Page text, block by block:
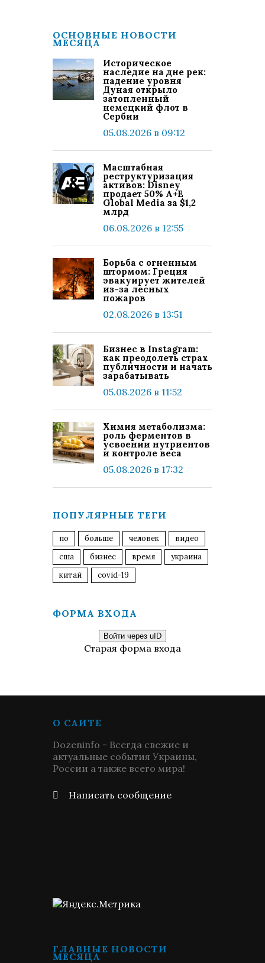
ОСНОВНЫЕ НОВОСТИ
МЕСЯЦА
Историческое
наследие на дне рек:
падение уровня
Дуная открыло
затопленный
немецкий флот в
Сербии
05.08.2026 в 09:12
Масштабная
реструктуризация
активов: Disney
продает 50% A+E
Global Media за $1,2
млрд
06.08.2026 в 12:55
Борьба с огненным
штормом: Греция
эвакуирует жителей
из-за лесных
пожаров
02.08.2026 в 13:51
Бизнес в Instagram:
как преодолеть страх
публичности и начать
зарабатывать
05.08.2026 в 11:52
Химия метаболизма:
роль ферментов в
усвоении нутриентов
и контроле веса
05.08.2026 в 17:32
ПОПУЛЯРНЫЕ ТЕГИ
по больше человек
видео
сша
бизнес время
украина
китай
covid-19
ФОРМА ВХОДА
Войти через uID
Старая форма входа
О САЙТЕ
Dozeninfo - Всегда свежие и
актуальные события Украины,
России а также всего мира!
Написать сообщение
ГЛАВНЫЕ НОВОСТИ
МЕСЯЦА